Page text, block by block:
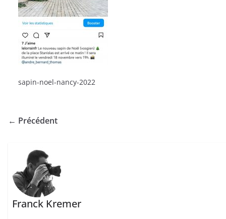
sapin-noel-nancy-2022
← Précédent
Franck Kremer